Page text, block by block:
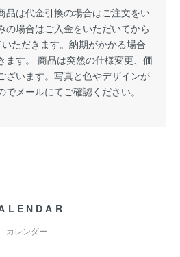
品は代金引換の場合はご注文をい
の場合はご入金をいただいてから
ただきます。納期がかかる場合
ます。 商品は突然の仕様変更、価
ざいます。写真と色やデザインが
メールにてご確認ください。
カレンダー